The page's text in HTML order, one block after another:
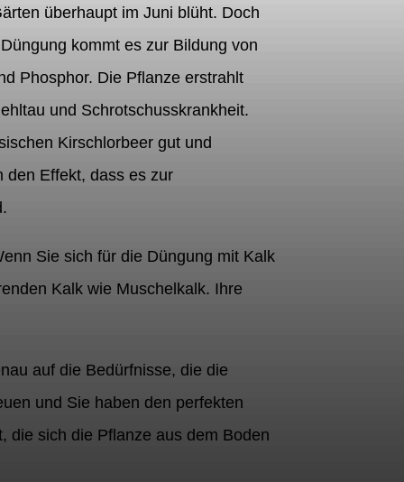
überhaupt im Juni blüht. Doch
kommt es zur Bildung von
Phosphor. Die Pflanze erstrahlt
und Schrotschusskrankheit.
Kirschlorbeer gut und
den Effekt, dass es zur
Sie sich für die Düngung mit Kalk
Kalk wie Muschelkalk. Ihre
auf die Bedürfnisse, die die
und Sie haben den perfekten
die sich die Pflanze aus dem Boden